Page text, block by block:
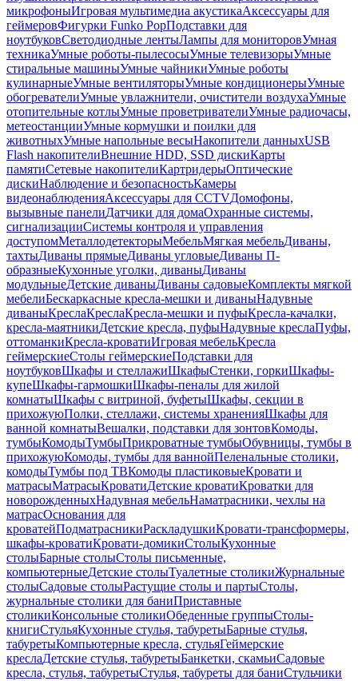
микрофоныИгровая мультимедиа акустикаАксессуары для
геймеровФигурки Funko PopПодставки для
ноутбуковСветодиодные лентыЛампы для мониторовУмная
техникаУмные роботы-пылесосыУмные телевизорыУмные
стиральные машиныУмные чайникиУмные роботы
кулинарныеУмные вентиляторыУмные кондиционерыУмные
обогревателиУмные увлажнители, очистители воздухаУмные
отопительные котлыУмные проветривателиУмные радиочасы,
метеостанцииУмные кормушки и поилки для
животныхУмные напольные весыНакопители данныхUSB
Flash накопителиВнешние HDD, SSD дискиКарты
памятиСетевые накопителиКартридерыОптические
дискиНаблюдение и безопасностьКамеры
видеонаблюденияАксессуары для CCTVДомофоны,
вызывные панелиДатчики для домаОхранные системы,
сигнализацииСистемы контроля и управления
доступомМеталлодетекторыМебельМягкая мебельДиваны,
тахтыДиваны прямыеДиваны угловыеДиваны П-
образныеКухонные уголки, диваныДиваны
модульныеДетские диваныДиваны садовыеКомплекты мягкой
мебелиБескаркасные кресла-мешки и диваныНадувные
диваныКреслаКреслаКресла-мешки и пуфыКресла-качалки,
кресла-маятникиДетские кресла, пуфыНадувные креслаПуфы,
оттоманкиКресла-кроватиИгровая мебельКресла
геймерскиеСтолы геймерскиеПодставки для
ноутбуковШкафы и стеллажиШкафыСтенки, горкиШкафы-
купеШкафы-гармошкиШкафы-пеналы для жилой
комнатыШкафы с витриной, буфетыШкафы, секции в
прихожуюПолки, стеллажи, системы храненияШкафы для
ванной комнатыВешалки, подставки для зонтовКомоды,
тумбыКомодыТумбыПрикроватные тумбыОбувницы, тумбы в
прихожуюКомоды, тумбы для ваннойПеленальные столики,
комодыТумбы под ТВКомоды пластиковыеКровати и
матрасыМатрасыКроватиДетские кроватиКроватки для
новорожденныхНадувная мебельНаматрасники, чехлы на
матрасОснования для
кроватейПодматрасникиРаскладушкиКровати-трансформеры,
шкафы-кроватиКровати-домикиСтолыКухонные
столыБарные столыСтолы письменные,
компьютерныеДетские столыТуалетные столикиЖурнальные
столыСадовые столыРастущие столы и партыСтолы,
журнальные столики для баниПриставные
столикиКонсольные столикиОбеденные группыСтолы-
книгиСтульяКухонные стулья, табуретыБарные стулья,
табуретыКомпьютерные кресла, стульяГеймерские
креслаДетские стулья, табуретыБанкетки, скамьиСадовые
кресла, стулья, табуретыСтулья, табуреты для баниСтульчики